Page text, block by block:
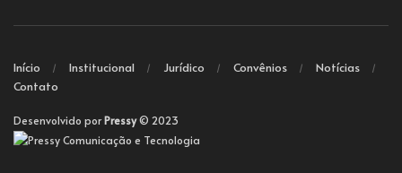
Início Institucional Jurídico Convênios
Notícias
Contato
Desenvolvido porPressy© 2023